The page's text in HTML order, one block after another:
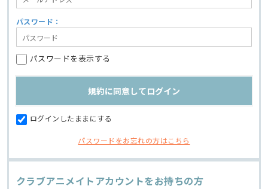
パスワード：
パスワードを表示する
ログインしたままにする
パスワードをお忘れの方はこちら
クラブアニメイトアカウントをお持ちの方